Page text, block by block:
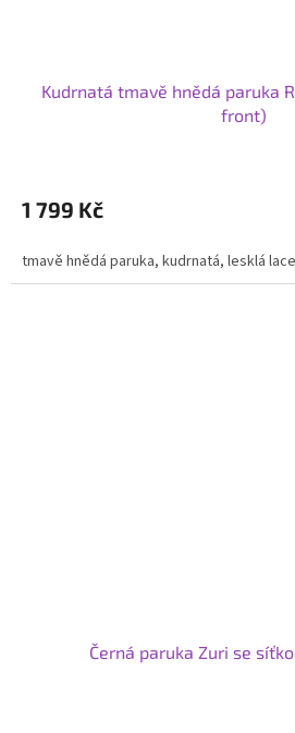
Kudrnatá tmavě hnědá paruka
front)
1 799 Kč
tmavě hnědá paruka, kudrnatá, lesklá
Černá paruka Zuri se